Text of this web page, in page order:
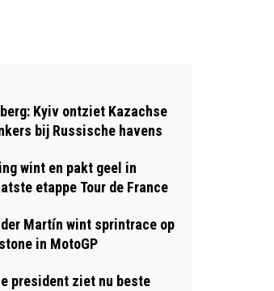
Kyiv ontziet Kazachse
bij Russische havens
wint en pakt geel in
etappe Tour de France
Martín wint sprintrace op
in MotoGP
president ziet nu beste